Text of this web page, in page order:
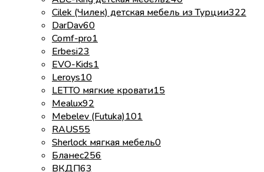
Cilek (Чилек) детская мебель из Турции322
DarDav60
Comf-pro1
Erbesi23
EVO-Kids1
Leroys10
LETTO мягкие кровати15
Mealux92
Mebelev (Futuka)101
RAUS55
Sherlock мягкая мебель0
Бланес256
ВКДП63